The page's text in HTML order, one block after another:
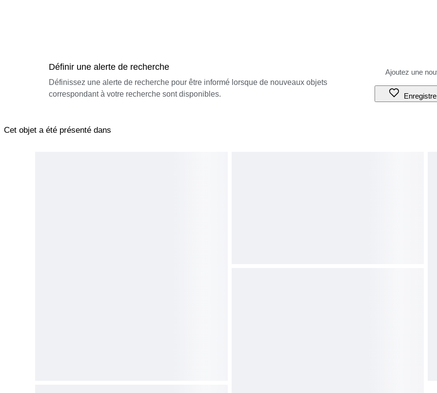
Définir une alerte de recherche
Définissez une alerte de recherche pour être informé lorsque de nouveaux objets
correspondant à votre recherche sont disponibles.
Cet objet a été présenté dans